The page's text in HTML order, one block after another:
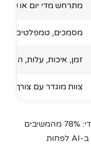
מתרחש מדי יום או שבוע
מסמכים, טמפלטים, CRM
זמן, איכות, עלות, המרה
צוות מוגדר עם צורך
אימוץ AI בארגונים כבר אינו ניסוי צדדי: 78% מהמשיבים
בסקר ציינו שהארגון שלהם משתמש ב-AI לפחות